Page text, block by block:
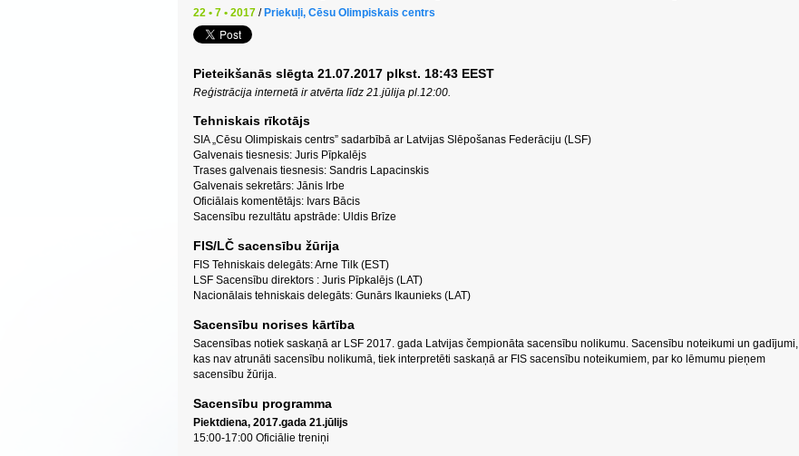
22 • 7 • 2017 / Priekuļi, Cēsu Olimpiskais centrs
Pieteikšanās slēgta 21.07.2017 plkst. 18:43 EEST
Reģistrācija internetā ir atvērta līdz 21.jūlija pl.12:00.
Tehniskais rīkotājs
SIA „Cēsu Olimpiskais centrs” sadarbībā ar Latvijas Slēpošanas Federāciju (LSF)
Galvenais tiesnesis: Juris Pīpkalējs
Trases galvenais tiesnesis: Sandris Lapacinskis
Galvenais sekretārs: Jānis Irbe
Oficiālais komentētājs: Ivars Bācis
Sacensību rezultātu apstrāde: Uldis Brīze
FIS/LČ sacensību žūrija
FIS Tehniskais delegāts: Arne Tilk (EST)
LSF Sacensību direktors : Juris Pīpkalējs (LAT)
Nacionālais tehniskais delegāts: Gunārs Ikaunieks (LAT)
Sacensību norises kārtība
Sacensības notiek saskaņā ar LSF 2017. gada Latvijas čempionāta sacensību nolikumu. Sacensību noteikumi un gadījumi,
kas nav atrunāti sacensību nolikumā, tiek interpretēti saskaņā ar FIS sacensību noteikumiem, par ko lēmumu pieņem
sacensību žūrija.
Sacensību programma
Piektdiena, 2017.gada 21.jūlijs
15:00-17:00 Oficiālie treniņi